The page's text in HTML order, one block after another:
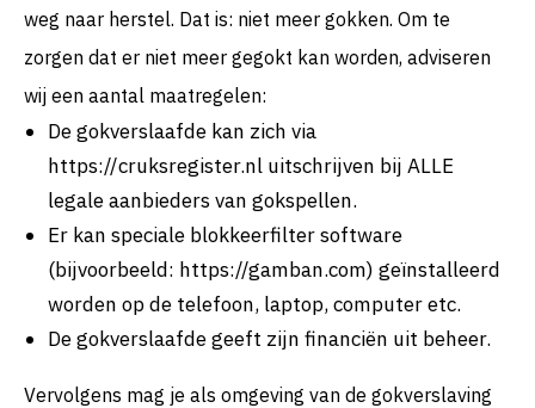
weg naar herstel. Dat is: niet meer gokken. Om te
zorgen dat er niet meer gegokt kan worden, adviseren
wij een aantal maatregelen:
De gokverslaafde kan zich via
https://cruksregister.nl uitschrijven bij ALLE
legale aanbieders van gokspellen.
Er kan speciale blokkeerfilter software
(bijvoorbeeld: https://gamban.com) geïnstalleerd
worden op de telefoon, laptop, computer etc.
De gokverslaafde geeft zijn financiën uit beheer.
Vervolgens mag je als omgeving van de gokverslaving